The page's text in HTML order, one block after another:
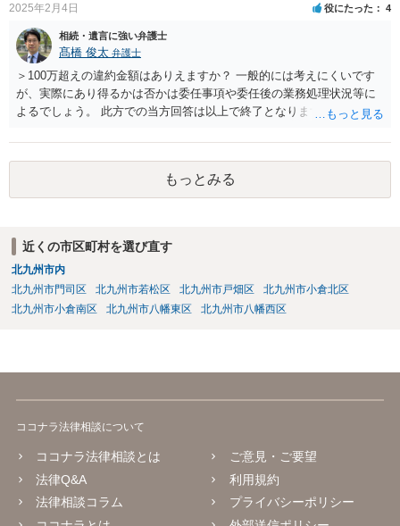
2025年2月4日 役にたった 4
相続・遺言に強い弁護士
髙橋 俊太 弁護士
＞100万超えの違約金額はありえますか？ 一般的には考えにくいです
が、実際にあり得るかは否かは委任事項や委任後の業務処理状況等に
よるでしょう。 此方での当方回答は以上で終了となりますが、参考に
もっとみる
近くの市区町村を選び直す
北九州市内
北九州市門司区
北九州市若松区 北九州市戸畑区
北九州市小倉北区
北九州市小倉南区
北九州市八幡東区 北九州市八幡西区
ココナラ法律相談について
ココナラ法律相談とは
法律Q&A
法律相談コラム
ご意見・ご要望
利用規約
プライバシーポリシー